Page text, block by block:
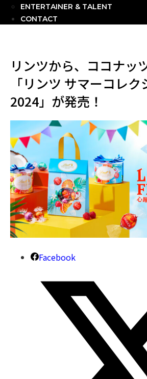
ENTERTAINER & TALENT
CONTACT
リンツから、ココナッ
「リンツ サマーコレク
2024」が発売！
Facebook